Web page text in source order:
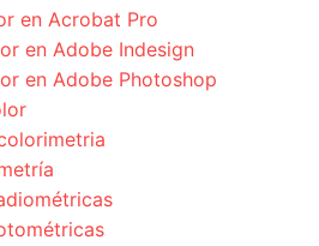
en Acrobat Pro
en Adobe Indesign
en Adobe Photoshop